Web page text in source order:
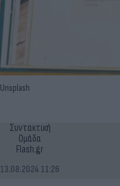
Unsplash
Συντακτική
Ομάδα
Flash.gr
13.08.2024 11:26